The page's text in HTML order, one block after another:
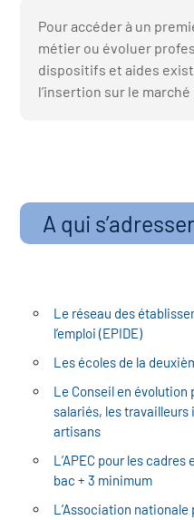
lieu d'information
des transitions
du secteur
de l'Industrie
emploi-formation
des secteurs
Pour accéder à un
métier ou évoluer
dispositifs et aides
l’insertion sur le marché
A qui s’adresser
Le réseau des
l’emploi (EPIDE)
Les écoles de la
Le Conseil en évolution
salariés, les
artisans
L’APEC pour les
bac + 3 minimum
L’Association nationale